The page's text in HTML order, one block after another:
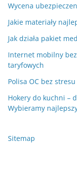
Wycena
Jakie materiały
Jak działa pakiet
Internet mobilny
taryfowych
Polisa OC bez
Hokery do kuchni –
Wybieramy
Sitemap